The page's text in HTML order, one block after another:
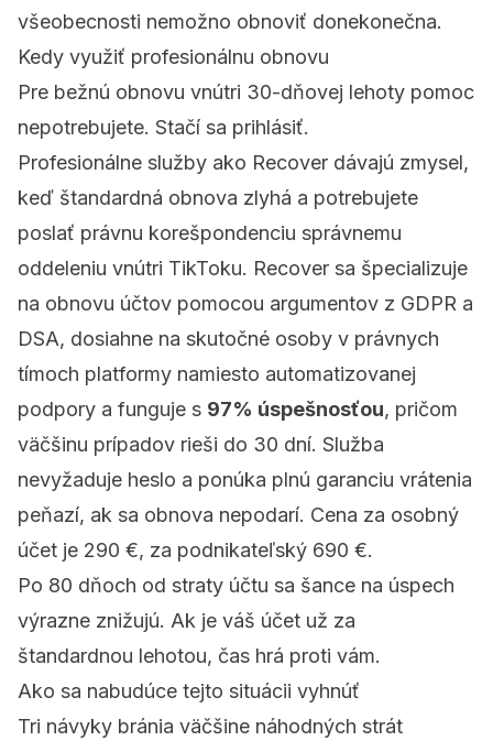
všeobecnosti nemožno obnoviť donekonečna.
Kedy využiť profesionálnu obnovu
Pre bežnú obnovu vnútri 30-dňovej lehoty pomoc
nepotrebujete. Stačí sa prihlásiť.
Profesionálne služby ako Recover dávajú zmysel,
keď štandardná obnova zlyhá a potrebujete
poslať právnu korešpondenciu správnemu
oddeleniu vnútri TikToku. Recover sa špecializuje
na obnovu účtov pomocou argumentov z GDPR a
DSA, dosiahne na skutočné osoby v právnych
tímoch platformy namiesto automatizovanej
podpory a funguje s 97% úspešnosťou, pričom
väčšinu prípadov rieši do 30 dní. Služba
nevyžaduje heslo a ponúka plnú garanciu vrátenia
peňazí, ak sa obnova nepodarí. Cena za osobný
účet je 290 €, za podnikateľský 690 €.
Po 80 dňoch od straty účtu sa šance na úspech
výrazne znižujú. Ak je váš účet už za
štandardnou lehotou, čas hrá proti vám.
Ako sa nabudúce tejto situácii vyhnúť
Tri návyky bránia väčšine náhodných strát